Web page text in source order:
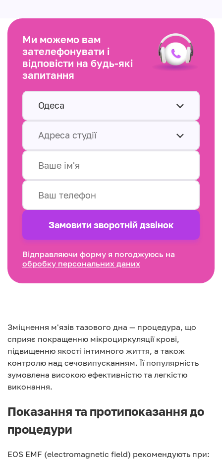
Ми можемо вам
зателефонувати і
відповісти на будь-які
запитання
Одеса
Адреса студії
Замовити зворотнiй дзвінок
Відправляючи форму я погоджуюсь на
обробку персональних даних
Зміцнення м'язів тазового дна — процедура, що
сприяє покращенню мікроциркуляції крові,
підвищенню якості інтимного життя, а також
контролю над сечовипусканням. Її популярність
зумовлена високою ефективністю та легкістю
виконання.
Показання та протипоказання до
процедури
EOS EMF (electromagnetic field) рекомендують при: